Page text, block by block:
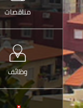
مناقصات
وظائف